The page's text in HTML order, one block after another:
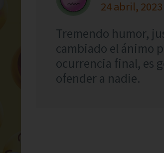
24 abril,
Tremendo humor,
cambiado el ánimo
ocurrencia final, es
ofender a nadie.